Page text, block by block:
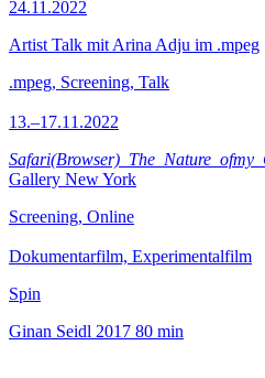
24.11.2022
Artist Talk mit Arina Adju im .mpeg
.mpeg, Screening, Talk
13.–17.11.2022
Gallery New York
Screening, Online
Dokumentarfilm, Experimentalfilm
Spin
Ginan Seidl 2017 80 min